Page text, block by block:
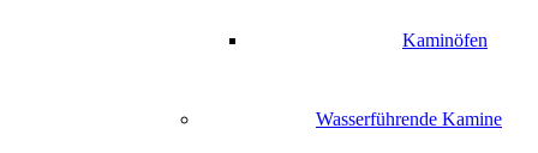
Kaminöfen
Wasserführende Kamine